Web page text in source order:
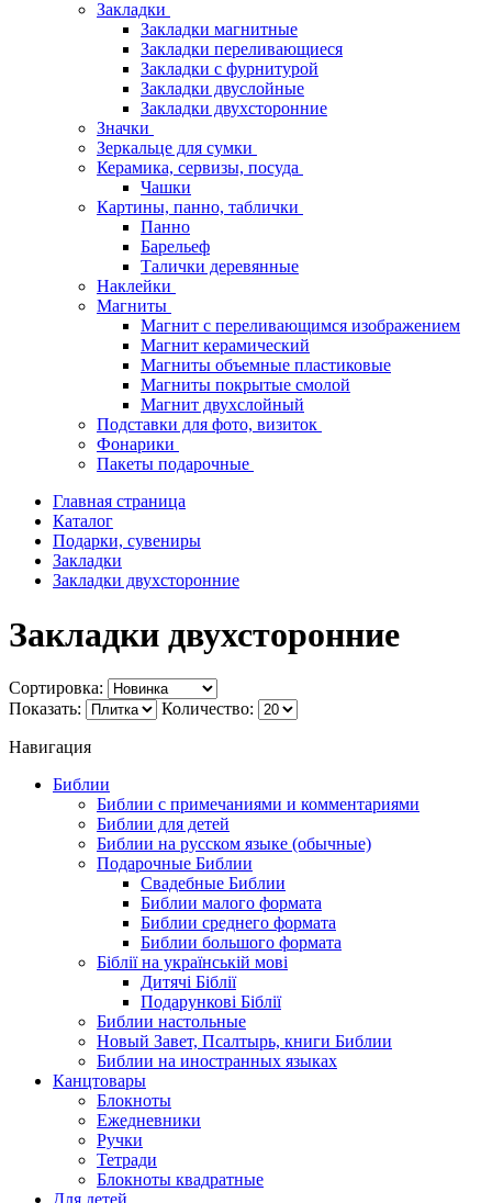
Закладки
Закладки магнитные
Закладки переливающиеся
Закладки с фурнитурой
Закладки двуслойные
Закладки двухсторонние
Значки
Зеркальце для сумки
Керамика, сервизы, посуда
Чашки
Картины, панно, таблички
Панно
Барельеф
Талички деревянные
Наклейки
Магниты
Магнит с переливающимся изображением
Магнит керамический
Магниты объемные пластиковые
Магниты покрытые смолой
Магнит двухслойный
Подставки для фото, визиток
Фонарики
Пакеты подарочные
Главная страница
Каталог
Подарки, сувениры
Закладки
Закладки двухсторонние
Закладки двухсторонние
Сортировка:
Показать:
Количество:
Навигация
Библии
Библии с примечаниями и комментариями
Библии для детей
Библии на русском языке (обычные)
Подарочные Библии
Свадебные Библии
Библии малого формата
Библии среднего формата
Библии большого формата
Біблії на українській мові
Дитячі Біблії
Подарункові Біблії
Библии настольные
Новый Завет, Псалтырь, книги Библии
Библии на иностранных языках
Канцтовары
Блокноты
Ежедневники
Ручки
Тетради
Блокноты квадратные